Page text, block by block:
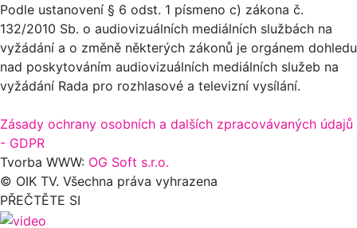
Podle ustanovení § 6 odst. 1 písmeno c) zákona č.
132/2010 Sb. o audiovizuálních mediálních službách na
vyžádání a o změně některých zákonů je orgánem dohledu
nad poskytováním audiovizuálních mediálních služeb na
vyžádání Rada pro rozhlasové a televizní vysílání.
Zásady ochrany osobních a dalších zpracovávaných údajů
- GDPR
Tvorba WWW: OG Soft s.r.o.
© OIK TV. Všechna práva vyhrazena
PŘEČTĚTE SI